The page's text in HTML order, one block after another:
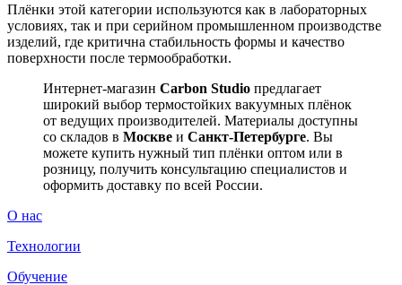
Плёнки этой категории используются как в лабораторных
условиях, так и при серийном промышленном производстве
изделий, где критична стабильность формы и качество
поверхности после термообработки.
Интернет-магазин Carbon Studio предлагает
широкий выбор термостойких вакуумных плёнок
от ведущих производителей. Материалы доступны
со складов в Москве и Санкт-Петербурге. Вы
можете купить нужный тип плёнки оптом или в
розницу, получить консультацию специалистов и
оформить доставку по всей России.
О нас
Технологии
Обучение